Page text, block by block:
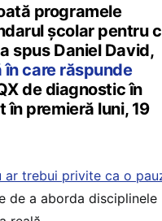
programele
școlar pentru
spus Daniel David,
care răspunde
de diagnostic în
premieră luni, 19
ar trebui privite ca o
de a aborda disciplinele